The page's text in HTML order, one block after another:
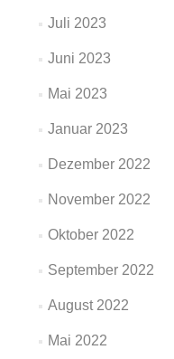
Juli 2023
Juni 2023
Mai 2023
Januar 2023
Dezember 2022
November 2022
Oktober 2022
September 2022
August 2022
Mai 2022